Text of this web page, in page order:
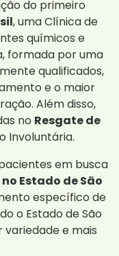
do primeiro
, uma Clínica de
químicos e
formada por uma
qualificados,
e o maior
Além disso,
no Resgate de
Involuntária.
em busca
Estado de São
específico de
o Estado de São
variedade e mais